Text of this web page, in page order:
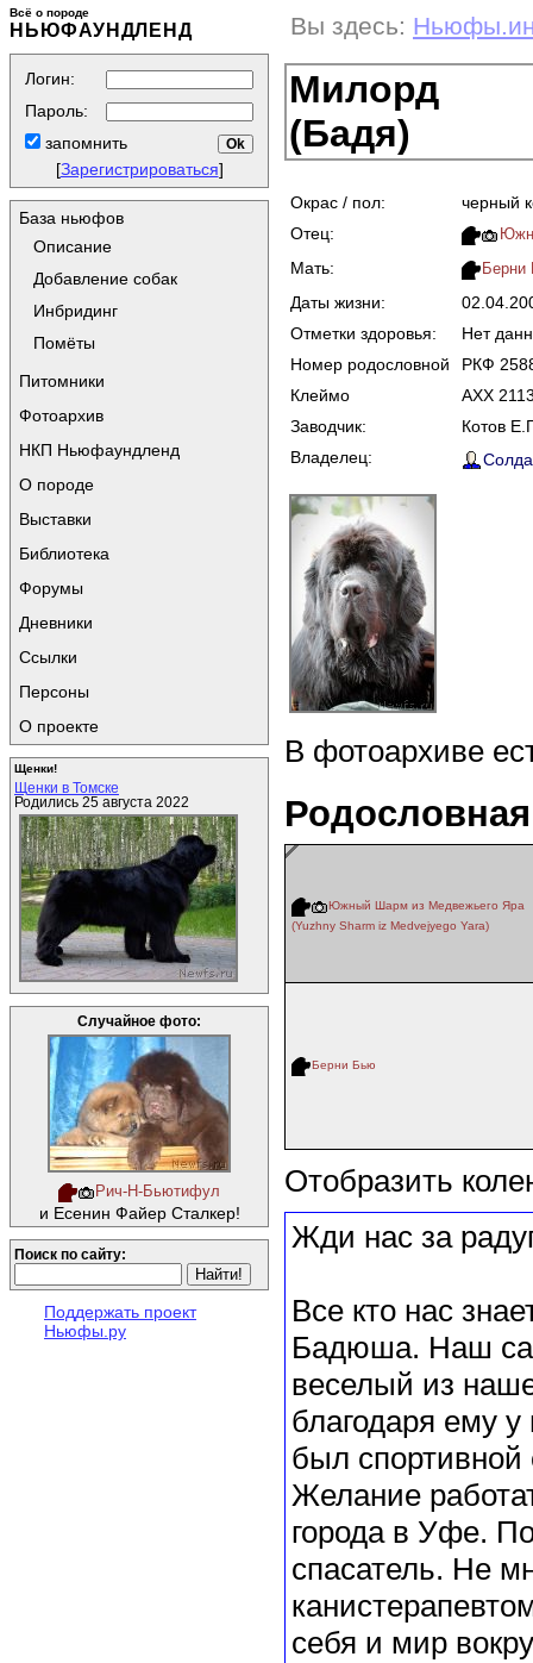
Всё о породе
НЬЮФАУНДЛЕНД
Логин:
Пароль:
запомнить
[Зарегистрироваться]
База ньюфов
Описание
Добавление собак
Инбридинг
Помёты
Питомники
Фотоархив
НКП Ньюфаундленд
О породе
Выставки
Библиотека
Форумы
Дневники
Ссылки
Персоны
О проекте
Щенки!
Щенки в Томске
Родились 25 августа 2022
Случайное фото:
Рич-Н-Бьютифул
и Есенин Файер Сталкер!
Поиск по сайту:
Поддержать проект
Ньюфы.ру
Вы здесь:
Милорд
(Бадя)
Окрас / пол:
черный
Отец:
Мать:
Даты жизни:
Отметки здоровья:
Нет
Номер родословной
РКФ
Клеймо
AXX
Заводчик:
Котов
Владелец:
В фотоархиве
Родословная
Южный Шарм из Медвежьего Яра
(Yuzhny Sharm iz Medvejyego Yara)
Берни Бью
Отобразить
Жди нас за
Все кто нас
Бадюша. Наш
веселый из
благодаря ему
был спортивной
Желание
города в Уфе.
спасатель. Не
себя и мир